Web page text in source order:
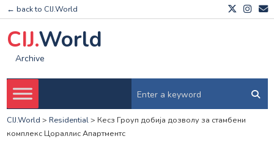
← back to CIJ.World
CIJ.World
Archive
CIJ.World > Residential> Кесз Гроуп добија дозволу за стамбени
комплекс Цораллис Апартментс